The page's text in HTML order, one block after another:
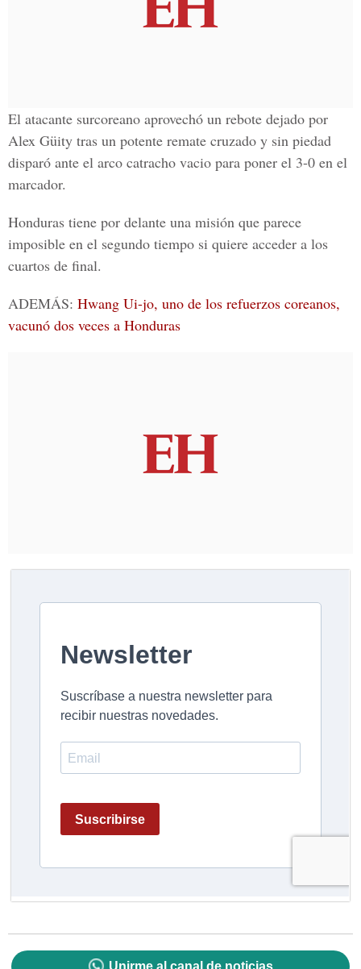
El atacante surcoreano aprovechó un rebote dejado por
Alex Güity tras un potente remate cruzado y sin piedad
disparó ante el arco catracho vacio para poner el 3-0 en el
marcador.
Honduras tiene por delante una misión que parece
imposible en el segundo tiempo si quiere acceder a los
cuartos de final.
ADEMÁS: Hwang Ui-jo, uno de los refuerzos coreanos,
vacunó dos veces a Honduras
Unirme al canal de noticias